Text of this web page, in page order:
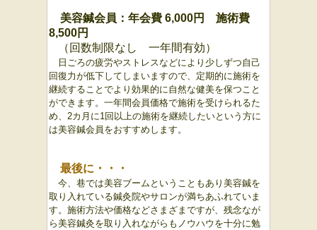
美容鍼会員：年会費 6,000円 施術費
8,500円
（回数制限なし 一年間有効）
日ごろの疲労やストレスなどにより少しずつ自己
回復力が低下してしまいますので、定期的に施術を
継続することでより効果的に自然な健美を保つこと
ができます。一年間会員価格で施術を受けられるた
め、2カ月に1回以上の施術を継続したいという方に
は美容鍼会員をおすすめします。
最後に・・・
今、巷では美容ブームということもあり美容鍼を
取り入れている鍼灸院やサロンが満ちあふれていま
す。 施術方法や価格などさまざまですが、残念なが
ら美容鍼灸を取り入れながらもノウハウを十分に勉